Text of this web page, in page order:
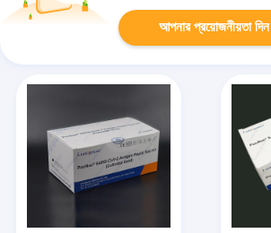
আপনার প্রয়োজনীয়তা দিন